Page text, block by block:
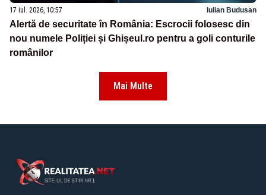
17 iul. 2026, 10:57 Iulian Budusan
Alertă de securitate în România: Escrocii folosesc din
nou numele Poliției și Ghișeul.ro pentru a goli conturile
românilor
Mai Multe